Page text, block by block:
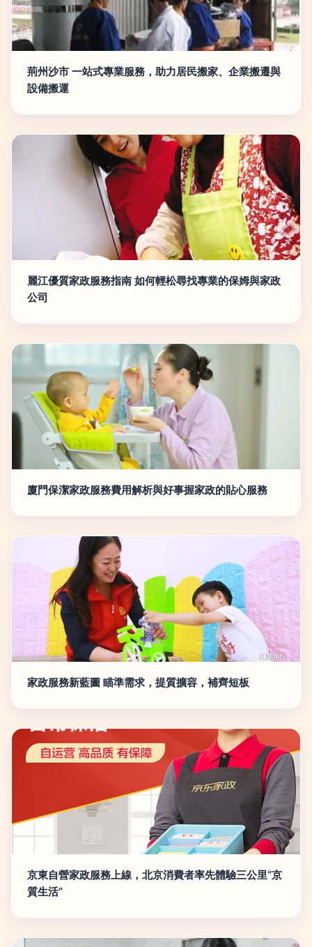
荊州沙市 一站式專業服務，助力居民搬家、企業搬遷與
設備搬運
麗江優質家政服務指南 如何輕松尋找專業的保姆與家政
公司
廈門保潔家政服務費用解析與好事握家政的貼心服務
家政服務新藍圖 瞄準需求，提質擴容，補齊短板
京東自營家政服務上線，北京消費者率先體驗三公里“京
質生活”